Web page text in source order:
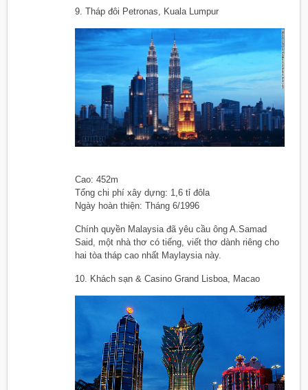
9. Tháp đôi Petronas, Kuala Lumpur
Cao: 452m
Tổng chi phí xây dựng: 1,6 tỉ đôla
Ngày hoàn thiện: Tháng 6/1996
Chính quyền Malaysia đã yêu cầu ông A.Samad
Said, một nhà thơ có tiếng, viết thơ dành riêng cho
hai tòa tháp cao nhất Maylaysia này.
10. Khách sạn & Casino Grand Lisboa, Macao